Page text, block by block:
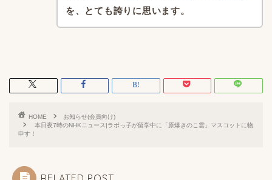
を、とても誇りに思います。
HOME
お知らせ(会員向け)
本日夜7時のNHKニュース|ラボっ子が留学中に「原爆きのこ雲」マスコットに物
申す！